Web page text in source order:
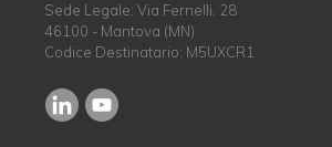
Sede Legale: Via Fernelli, 28
46100 - Mantova (MN)
Codice Destinatario: M5UXCR1